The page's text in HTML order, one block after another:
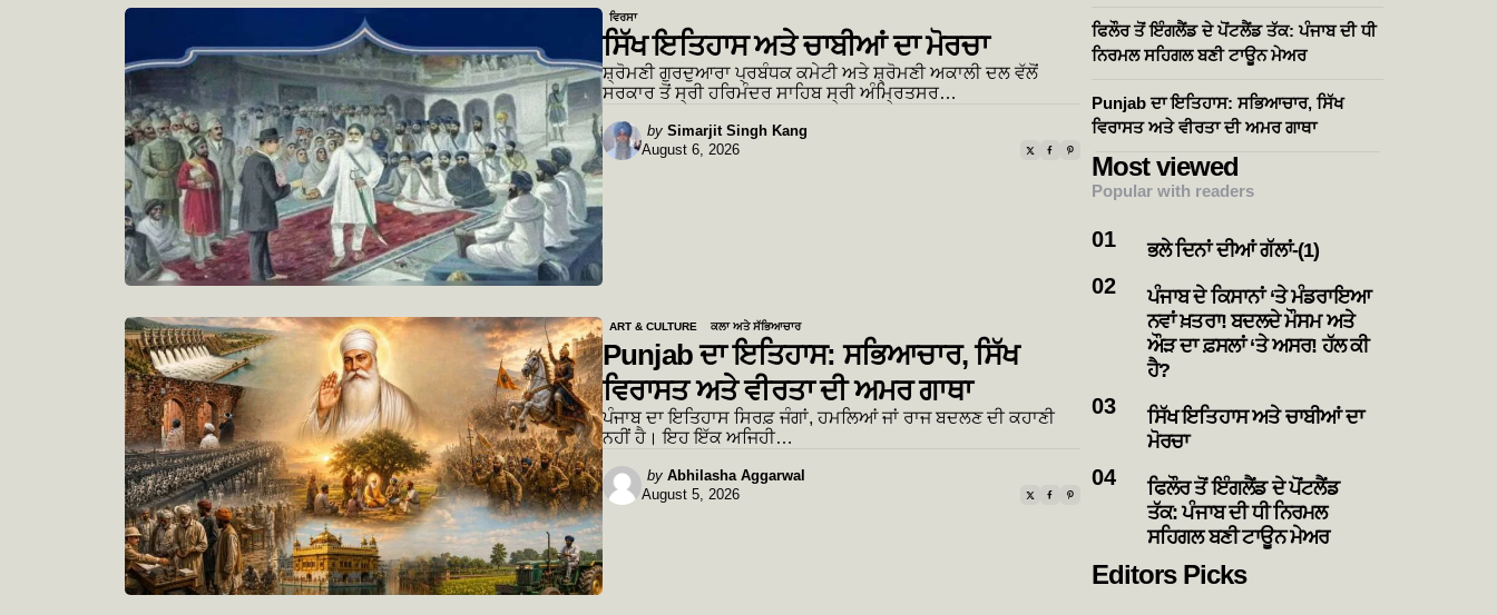
ਵਿਰਸਾ
ਸਿੱਖ ਇਤਿਹਾਸ ਅਤੇ ਚਾਬੀਆਂ ਦਾ ਮੋਰਚਾ
ਸ਼੍ਰੋਮਣੀ ਗੁਰਦੁਆਰਾ ਪ੍ਰਬੰਧਕ ਕਮੇਟੀ ਅਤੇ ਸ਼੍ਰੋਮਣੀ ਅਕਾਲੀ ਦਲ ਵੱਲੋਂ
ਸਰਕਾਰ ਤੋਂ ਸ੍ਰੀ ਹਰਿਮੰਦਰ ਸਾਹਿਬ ਸ੍ਰੀ ਅੰਮ੍ਰਿਤਸਰ…
Posted
by
by Simarjit Singh Kang
August 6, 2026
ART & CULTURE ਕਲਾ ਅਤੇ ਸੱਭਿਆਚਾਰ
Punjab ਦਾ ਇਤਿਹਾਸ: ਸਭਿਆਚਾਰ, ਸਿੱਖ
ਵਿਰਾਸਤ ਅਤੇ ਵੀਰਤਾ ਦੀ ਅਮਰ ਗਾਥਾ
ਪੰਜਾਬ ਦਾ ਇਤਿਹਾਸ ਸਿਰਫ਼ ਜੰਗਾਂ, ਹਮਲਿਆਂ ਜਾਂ ਰਾਜ ਬਦਲਣ ਦੀ ਕਹਾਣੀ
ਨਹੀਂ ਹੈ। ਇਹ ਇੱਕ ਅਜਿਹੀ…
Posted
by
by Abhilasha Aggarwal
August 5, 2026
ਫਿਲੌਰ ਤੋਂ ਇੰਗਲੈਂਡ ਦੇ ਪੋਂਟਲੈਂਡ ਤੱਕ: ਪੰਜਾਬ ਦੀ ਧੀ
ਨਿਰਮਲ ਸਹਿਗਲ ਬਣੀ ਟਾਊਨ ਮੇਅਰ
Punjab ਦਾ ਇਤਿਹਾਸ: ਸਭਿਆਚਾਰ, ਸਿੱਖ
ਵਿਰਾਸਤ ਅਤੇ ਵੀਰਤਾ ਦੀ ਅਮਰ ਗਾਥਾ
Most viewed
Popular with readers
ਭਲੇ ਦਿਨਾਂ ਦੀਆਂ ਗੱਲਾਂ-(1)
ਪੰਜਾਬ ਦੇ ਕਿਸਾਨਾਂ ‘ਤੇ ਮੰਡਰਾਇਆ
ਨਵਾਂ ਖ਼ਤਰਾ! ਬਦਲਦੇ ਮੌਸਮ ਅਤੇ
ਔੜ ਦਾ ਫ਼ਸਲਾਂ ‘ਤੇ ਅਸਰ! ਹੱਲ ਕੀ
ਹੈ?
ਸਿੱਖ ਇਤਿਹਾਸ ਅਤੇ ਚਾਬੀਆਂ ਦਾ
ਮੋਰਚਾ
ਫਿਲੌਰ ਤੋਂ ਇੰਗਲੈਂਡ ਦੇ ਪੋਂਟਲੈਂਡ
ਤੱਕ: ਪੰਜਾਬ ਦੀ ਧੀ ਨਿਰਮਲ
ਸਹਿਗਲ ਬਣੀ ਟਾਊਨ ਮੇਅਰ
Editors Picks